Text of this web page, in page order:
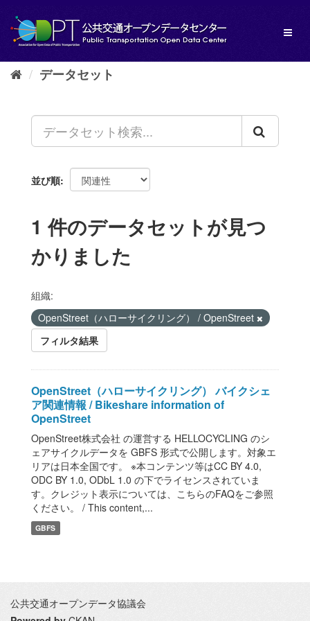
し
データセット
並び順
1 件のデータセットが見つ
かりました
組織:
OpenStreet（ハローサイクリング） / OpenStreet
フィルタ結果
OpenStreet（ハローサイクリング） バイクシェ
ア関連情報 / Bikeshare information of
OpenStreet
OpenStreet株式会社 の運営する HELLOCYCLING のシ
ェアサイクルデータを GBFS 形式で公開します。対象エ
リアは日本全国です。 ※本コンテンツ等はCC BY 4.0,
ODC BY 1.0, ODbL 1.0 の下でライセンスされていま
す。クレジット表示については、こちらのFAQをご参照
ください。 / This content,...
GBFS
公共交通オープンデータ協議会